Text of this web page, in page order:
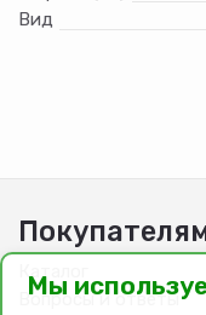
Вид
Каталог
Вопросы и ответы
Мы